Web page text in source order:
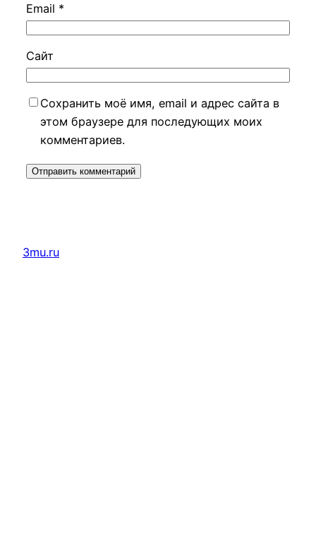
Email *
Сайт
Сохранить моё имя, email и адрес сайта в
этом браузере для последующих моих
комментариев.
3mu.ru